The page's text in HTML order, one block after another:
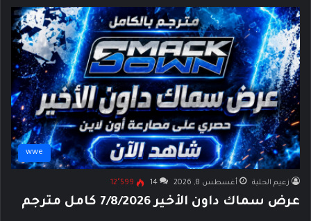
wwe
زعيم الحلبة أغسطس 8, 2026 14 12٬599
عرض سماك داون الأخير 7/8/2026 كامل مترجم